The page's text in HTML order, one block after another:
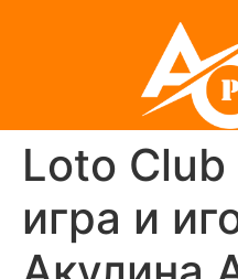
Loto Club
игра и